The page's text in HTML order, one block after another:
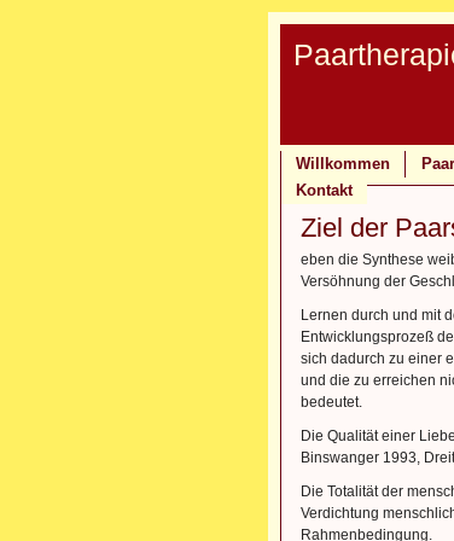
Willkommen
Kontakt
Ziel der
eben die Synthese
Versöhnung der
Lernen durch und mit
Entwicklungsprozeß
sich dadurch zu einer
und die zu erreichen
bedeutet.
Die Qualität einer
Binswanger 1993,
Die Totalität der
Verdichtung
Rahmenbedingung.